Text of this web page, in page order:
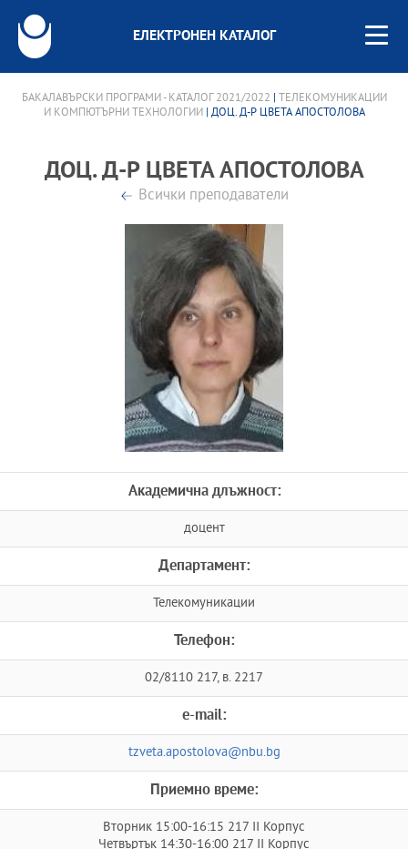
ЕЛЕКТРОНЕН КАТАЛОГ
БАКАЛАВЪРСКИ ПРОГРАМИ - КАТАЛОГ 2021/2022
ТЕЛЕКОМУНИКАЦИИ
И КОМПЮТЪРНИ ТЕХНОЛОГИИ| ДОЦ. Д-Р ЦВЕТА АПОСТОЛОВА
ДОЦ. Д-Р ЦВЕТА АПОСТОЛОВА
Всички преподаватели
Академична длъжност:
доцент
Департамент:
Телекомуникации
Телефон:
02/8110 217, в. 2217
e-mail:
tzveta.apostolova@nbu.bg
Приемно време:
Вторник 15:00-16:15 217 II Корпус
Четвъртък 14:30-16:00 217 II Корпус